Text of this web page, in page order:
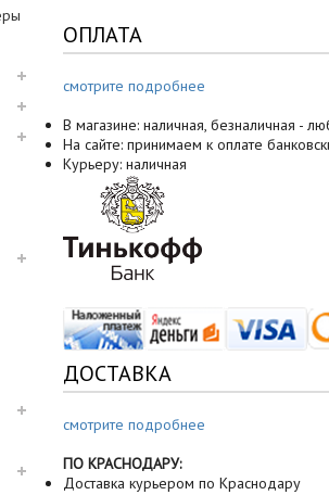
ОПЛАТА
смотрите подробнее
В магазине: наличная, безналичная -
На сайте: принимаем к оплате
Курьеру: наличная
ДОСТАВКА
смотрите подробнее
ПО КРАСНОДАРУ:
Доставка курьером по Краснодару